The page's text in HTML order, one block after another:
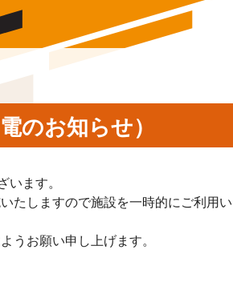
のお知らせ）
ます。
たしますので施設を一時的にご利用
うお願い申し上げます。